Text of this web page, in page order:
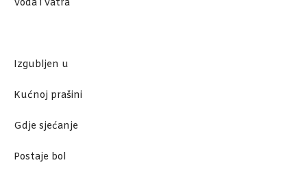
Voda i vatra
Izgubljen u
Kućnoj prašini
Gdje sjećanje
Postaje bol